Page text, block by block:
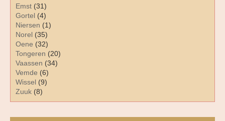
Emst (31)
Gortel (4)
Niersen (1)
Norel (35)
Oene (32)
Tongeren (20)
Vaassen (34)
Vemde (6)
Wissel (9)
Zuuk (8)